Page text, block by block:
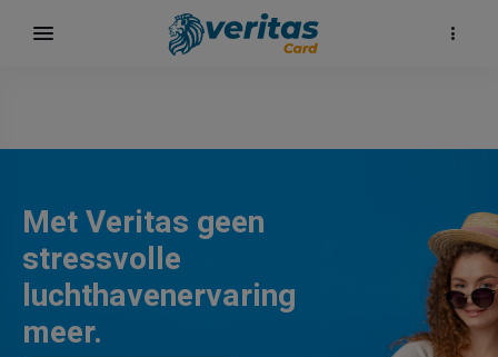
Met Veritas geen
stressvolle
luchthavenervaring
meer.